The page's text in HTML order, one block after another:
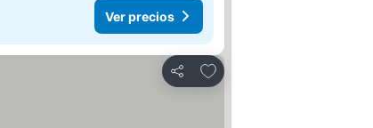
Ver precios
Compartir
Añadir a favoritos